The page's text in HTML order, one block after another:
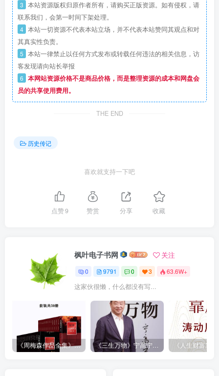
3 本站资源版权归原作者所有，请购买正版资源。如有侵权，请
联系我们，会第一时间下架处理。
4 本站一切资源不代表本站立场，并不代表本站赞同其观点和对
其真实性负责。
5 本站一律禁止以任何方式发布或转载任何违法的相关信息，访
客发现请向站长举报
6 本网站资源价格不是商品价格，而是整理资源的成本和网盘会
员的共享使用费用。
THE END
历史传记
喜欢就支持一下吧
点赞9 赞赏 分享 收藏
枫叶电子书网 关注
0 9791 0 3 63.6W+
这家伙很懒，什么都没有写...
《周梅森作品全集》[共30册] 《三生万物》宁高宁（epub+mobi+azw3+pdf）